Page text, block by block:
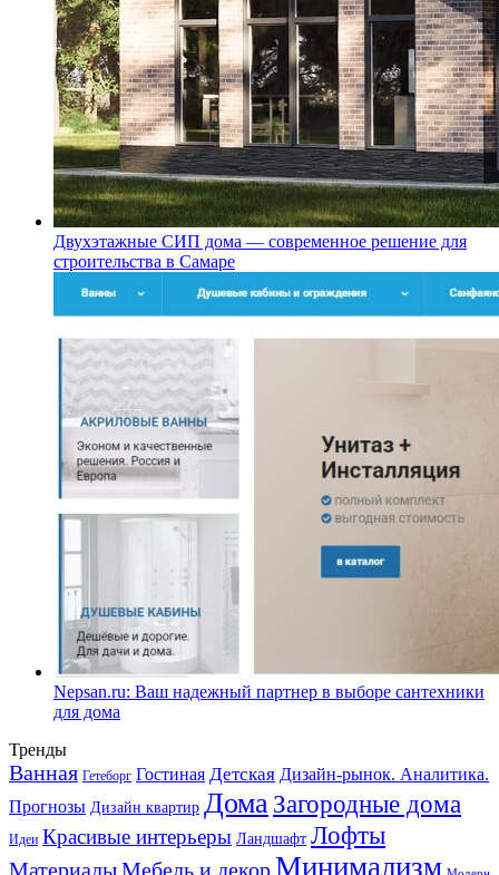
Двухэтажные СИП дома — современное решение для
строительства в Самаре
Nepsan.ru: Ваш надежный партнер в выборе сантехники
для дома
Тренды
Ванная Гетеборг Гостиная Детская Дизайн-рынок. Аналитика.
Прогнозы Дизайн квартир Дома Загородные дома
Идеи Красивые интерьеры Ландшафт Лофты
МатериалыМебель и декорМинимализм